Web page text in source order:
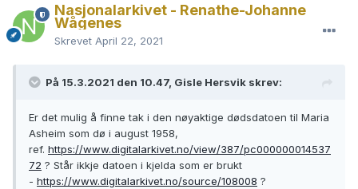
Nasjonalarkivet - Renathe-Johanne
Wågenes
Skrevet April 22, 2021
På 15.3.2021 den 10.47, Gisle Hersvik skrev:
Er det mulig å finne tak i den nøyaktige dødsdatoen til Maria
Asheim som dø i august 1958,
ref. https://www.digitalarkivet.no/view/387/pc000000014537
72 ? Står ikkje datoen i kjelda som er brukt
- https://www.digitalarkivet.no/source/108008 ?